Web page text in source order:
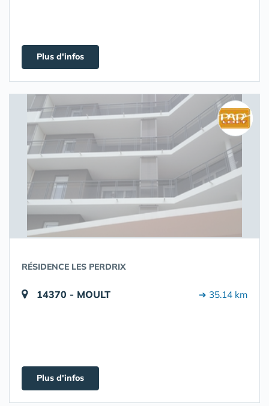
Plus d'infos
RÉSIDENCE LES PERDRIX
14370 - MOULT ➔ 35.14 km
Plus d'infos